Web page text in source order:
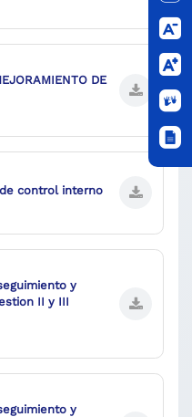
DE
control interno
y
II y III
y